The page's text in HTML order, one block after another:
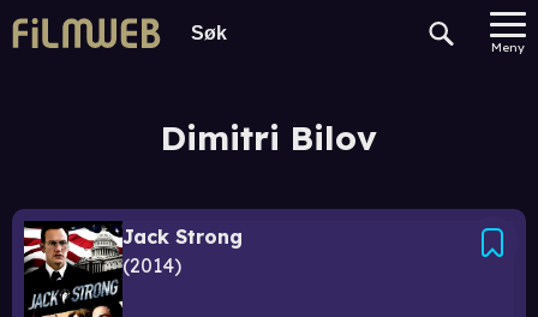
Meny
Dimitri Bilov
Jack Strong
2014